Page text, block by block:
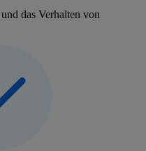
das Verhalten von